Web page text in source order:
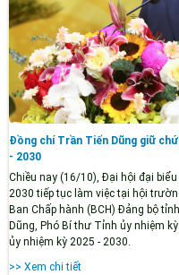
Đồng chí Trần Tiến Dũng giữ
- 2030
Chiều nay (16/10), Đại hội đại
2030 tiếp tục làm việc tại hội
Ban Chấp hành (BCH) Đảng bộ
Dũng, Phó Bí thư Tỉnh ủy nhiệm
ủy nhiệm kỳ 2025 - 2030.
>> Xem chi tiết